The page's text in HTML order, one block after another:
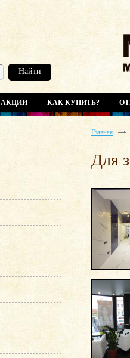
Найти
АКЦИИ КАК КУПИТЬ?
Главная
Для